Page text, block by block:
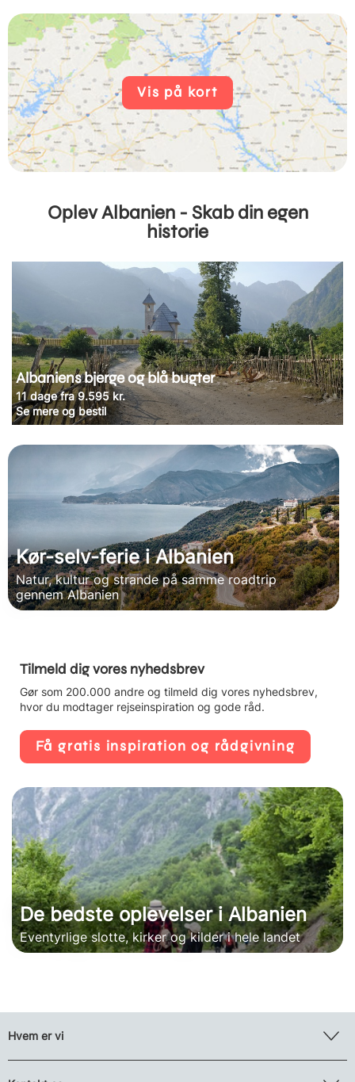
Vis på kort
Oplev Albanien - Skab din egen
historie
Albaniens bjerge og blå bugter
11 dage fra 9.595 kr.
Se mere og bestil
Kør-selv-ferie i Albanien
Natur, kultur og strande på samme roadtrip
gennem Albanien
Tilmeld dig vores nyhedsbrev
Gør som 200.000 andre og tilmeld dig vores nyhedsbrev,
hvor du modtager rejseinspiration og gode råd.
Få gratis inspiration og rådgivning
De bedste oplevelser i Albanien
Eventyrlige slotte, kirker og kilder i hele landet
Hvem er vi